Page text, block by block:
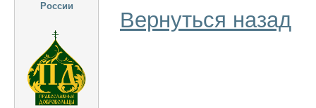
Вернуться назад
России